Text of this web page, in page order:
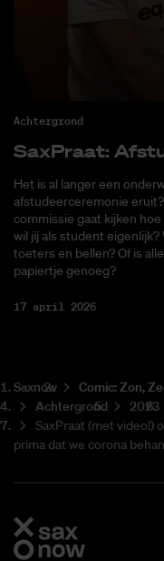
Achtergrond
Sax­Praat:
Het is al langer een
afstudeerceremonie
commissie gaat kijken
wil jij als student
toeters en bellen? Of is
papiertje genoeg?
17 april 2026
Saxnow Co­mic: Zon,
Achtergrond
2023
SaxPraat (met video!)
prima dat we corona